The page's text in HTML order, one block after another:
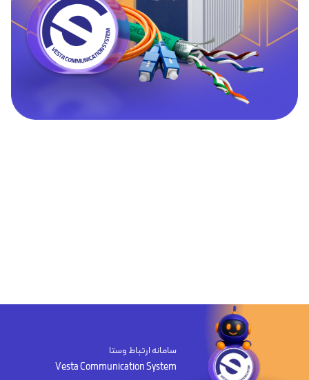
سامانه ارتباط وستا
Vesta Communication System